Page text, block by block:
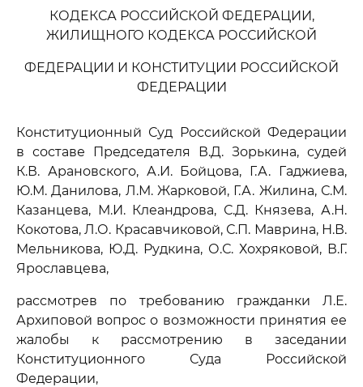
КОДЕКСА РОССИЙСКОЙ ФЕДЕРАЦИИ,
ЖИЛИЩНОГО КОДЕКСА РОССИЙСКОЙ
ФЕДЕРАЦИИ И КОНСТИТУЦИИ РОССИЙСКОЙ
ФЕДЕРАЦИИ
Конституционный Суд Российской Федерации
в составе Председателя В.Д. Зорькина, судей
К.В. Арановского, А.И. Бойцова, Г.А. Гаджиева,
Ю.М. Данилова, Л.М. Жарковой, Г.А. Жилина, С.М.
Казанцева, М.И. Клеандрова, С.Д. Князева, А.Н.
Кокотова, Л.О. Красавчиковой, С.П. Маврина, Н.В.
Мельникова, Ю.Д. Рудкина, О.С. Хохряковой, В.Г.
Ярославцева,
рассмотрев по требованию гражданки Л.Е.
Архиповой вопрос о возможности принятия ее
жалобы к рассмотрению в заседании
Конституционного Суда Российской
Федерации,